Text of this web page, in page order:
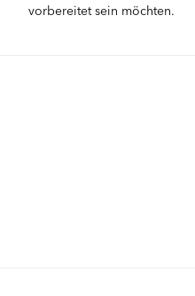
vorbereitet sein möchten.